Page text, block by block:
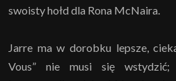
swoisty hołd dla Rona McNaira.
Jarre ma w dorobku lepsze,
Vous” nie musi się wstydzić;